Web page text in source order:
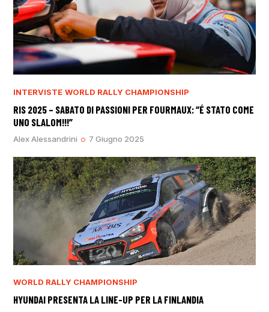
INTERVISTE WORLD RALLY CHAMPIONSHIP
RIS 2025 – SABATO DI PASSIONI PER FOURMAUX: “É STATO COME
UNO SLALOM!!!”
Alex Alessandrini 7 Giugno 2025
WORLD RALLY CHAMPIONSHIP
HYUNDAI PRESENTA LA LINE-UP PER LA FINLANDIA